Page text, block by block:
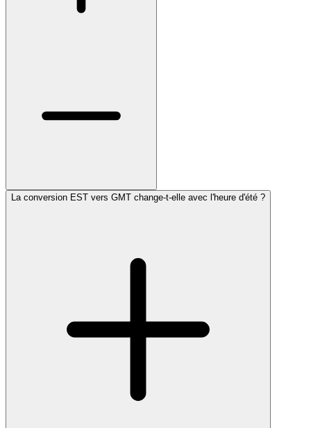
La conversion EST vers GMT change-t-elle avec l'heure d'été ?